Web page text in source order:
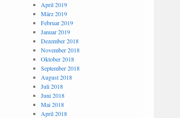
April 2019
März 2019
Februar 2019
Januar 2019
Dezember 2018
November 2018
Oktober 2018
September 2018
August 2018
Juli 2018
Juni 2018
Mai 2018
April 2018